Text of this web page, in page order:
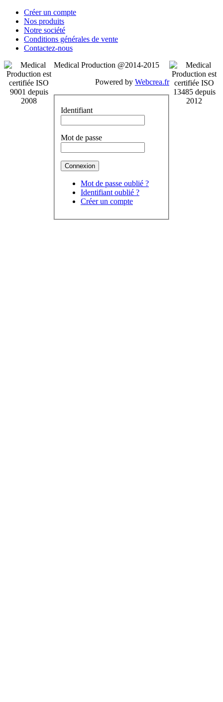
Créer un compte
Nos produits
Notre société
Conditions générales de vente
Contactez-nous
Medical Production @2014-2015
Powered by Webcrea.fr
Identifiant
Mot de passe
Mot de passe oublié ?
Identifiant oublié ?
Créer un compte